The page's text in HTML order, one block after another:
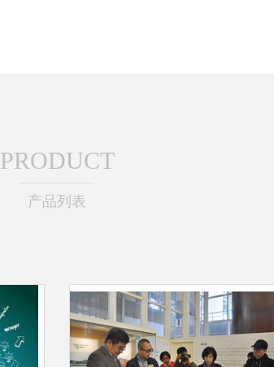
PRODUCT
产品列表